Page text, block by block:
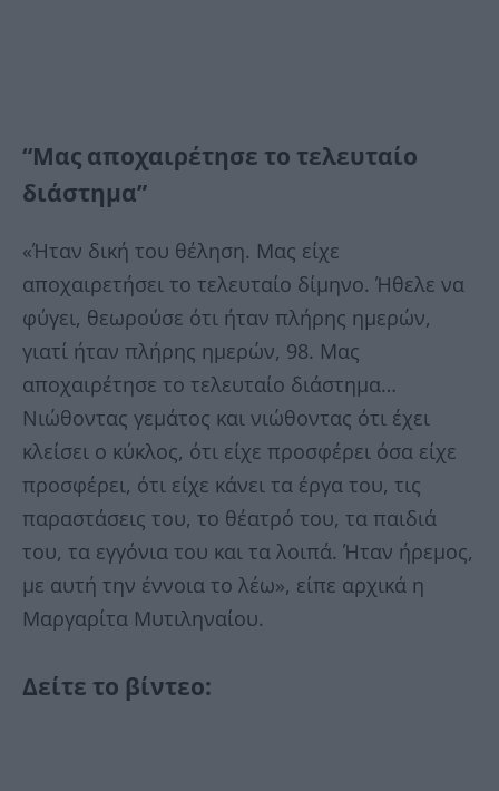
“Μας αποχαιρέτησε το τελευταίο
διάστημα”
«Ήταν δική του θέληση. Μας είχε
αποχαιρετήσει το τελευταίο δίμηνο. Ήθελε να
φύγει, θεωρούσε ότι ήταν πλήρης ημερών,
γιατί ήταν πλήρης ημερών, 98. Μας
αποχαιρέτησε το τελευταίο διάστημα…
Νιώθοντας γεμάτος και νιώθοντας ότι έχει
κλείσει ο κύκλος, ότι είχε προσφέρει όσα είχε
προσφέρει, ότι είχε κάνει τα έργα του, τις
παραστάσεις του, το θέατρό του, τα παιδιά
του, τα εγγόνια του και τα λοιπά. Ήταν ήρεμος,
με αυτή την έννοια το λέω», είπε αρχικά η
Μαργαρίτα Μυτιληναίου.
Δείτε το βίντεο: